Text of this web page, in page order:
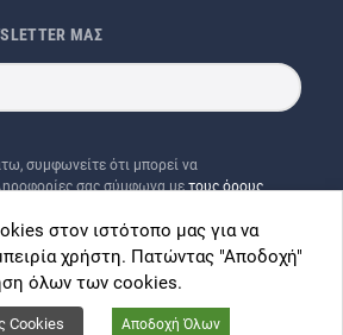
ΜΑΣ
συμφωνείτε ότι μπορεί να
σας σύμφωνα μετους όρους
στον ιστότοπο μας για να
χρήστη. Πατώντας "Αποδοχή"
όλων των cookies.
Cookies Αποδοχή Όλων